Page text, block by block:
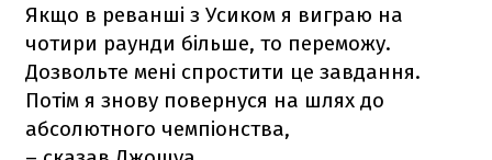
Якщо в реванші з Усиком я виграю на
чотири раунди більше, то переможу.
Дозвольте мені спростити це завдання.
Потім я знову повернуся на шлях до
абсолютного чемпіонства,